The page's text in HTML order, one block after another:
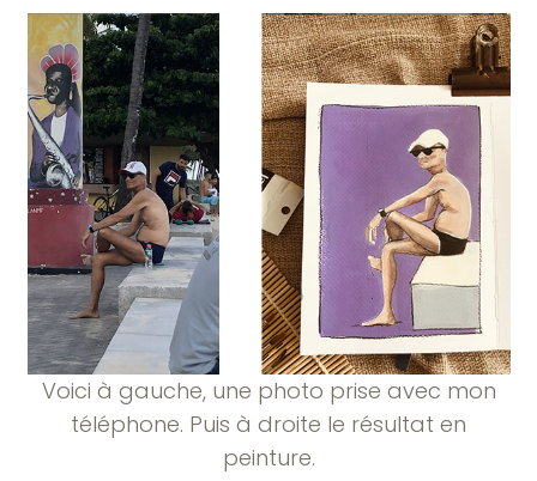
Voici à gauche, une photo prise avec mon
téléphone. Puis à droite le résultat en
peinture.